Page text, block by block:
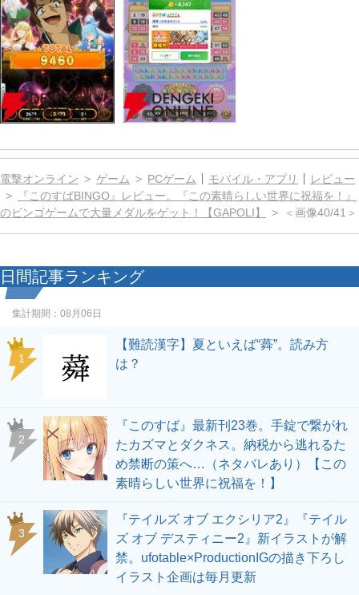
電撃オンライン ゲーム PCゲーム モバイル・アプリ
レビュー
『このすばBINGO』レビュー。『この素晴らしい世界に祝福を！』
のビンゴゲームで大量メダルをゲット！【GAPOLI】
＜画像40/41＞
日間記事ランキング
集計期間： 08月06日
1
【難読漢字】夏といえば“蕣”。読み方
は？
2
『このすば』最新刊23巻。手錠で繋がれ
たカズマとダクネス。納税から逃れるた
め禁断の策へ…（ネタバレあり）【この
素晴らしい世界に祝福を！】
3
『テイルズ オブ エクシリア2』『テイル
ズ オブ デスティニー2』新イラストが解
禁。ufotable×ProductionIGの描き下ろし
イラスト企画は毎月更新